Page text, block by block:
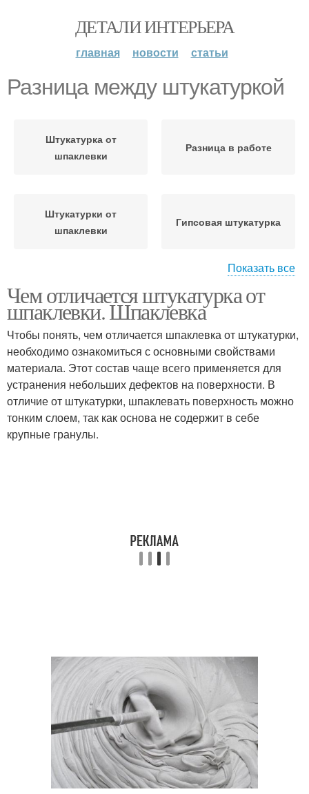
ДЕТАЛИ ИНТЕРЬЕРА
главная новости статьи
Разница между штукатуркой
Штукатурка от
шпаклевки
Разница в работе
Штукатурки от
шпаклевки
Гипсовая штукатурка
Разница в приемах
шпаклевку
Шпаклевок от
штукатурки
Декоративная
штукатурка
Показать все
Чем отличается штукатурка от
шпаклевки. Шпаклевка
Чтобы понять, чем отличается шпаклевка от штукатурки,
необходимо ознакомиться с основными свойствами
материала. Этот состав чаще всего применяется для
устранения небольших дефектов на поверхности. В
отличие от штукатурки, шпаклевать поверхность можно
тонким слоем, так как основа не содержит в себе
крупные гранулы.